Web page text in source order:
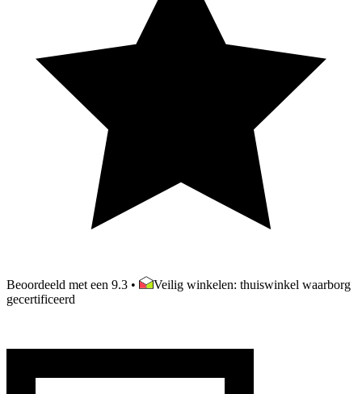
Beoordeeld met een 9.3 •
Veilig winkelen: thuiswinkel waarborg
gecertificeerd